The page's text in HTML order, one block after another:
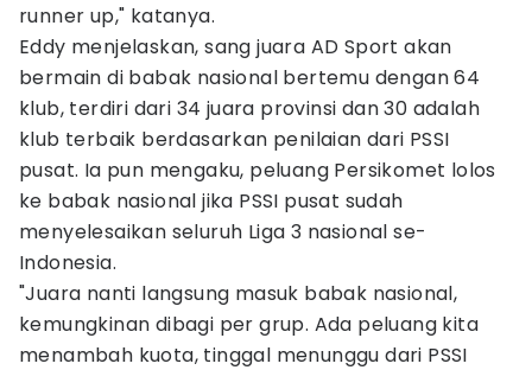
runner up," katanya.
Eddy menjelaskan, sang juara AD Sport akan
bermain di babak nasional bertemu dengan 64
klub, terdiri dari 34 juara provinsi dan 30 adalah
klub terbaik berdasarkan penilaian dari PSSI
pusat. Ia pun mengaku, peluang Persikomet lolos
ke babak nasional jika PSSI pusat sudah
menyelesaikan seluruh Liga 3 nasional se-
Indonesia.
"Juara nanti langsung masuk babak nasional,
kemungkinan dibagi per grup. Ada peluang kita
menambah kuota, tinggal menunggu dari PSSI